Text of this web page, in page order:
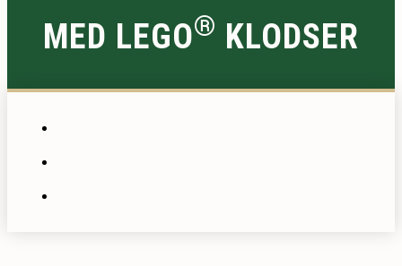
MED LEGO® KLODSER